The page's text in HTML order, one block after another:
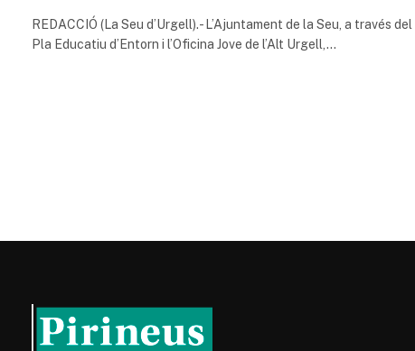
REDACCIÓ (La Seu d’Urgell).- L’Ajuntament de la Seu, a través del
Pla Educatiu d’Entorn i l’Oficina Jove de l’Alt Urgell,…